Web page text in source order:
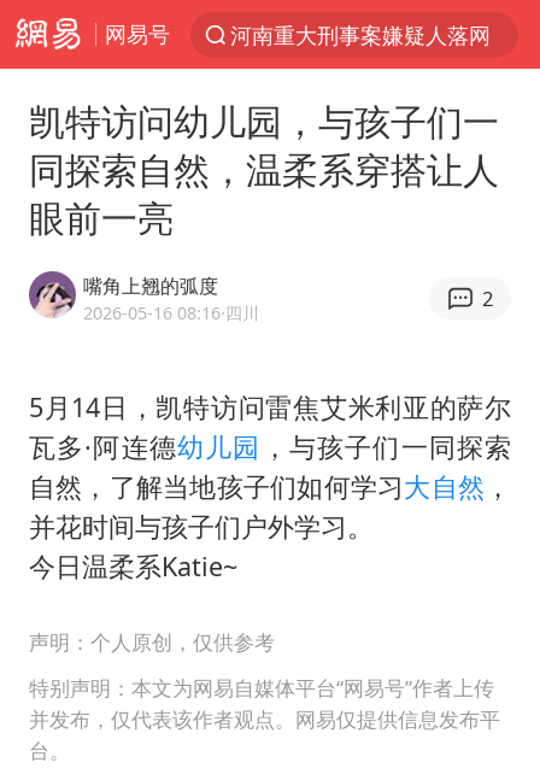
网易号
河南重大刑事案嫌疑人落网
西湖突现狂风暴雨 游客瞬间被浇透
金饰克价一夜涨回1300元
梁家辉：到内地拍戏不是北上是回归
酒店回应车内过夜被收150元
几元成本 千万市值蒸发
牛津大学一纸声明甩不了锅
西贝创始人贾国龙押注鲜羊赛道
“不怕六爷挂得多 就怕六爷挂一颗”
凯特访问幼儿园，与孩子们一
同探索自然，温柔系穿搭让人
眼前一亮
嘴角上翘的弧度
2026-05-16 08:16·四川
2
5月14日，凯特访问雷焦艾米利亚的萨尔
瓦多·阿连德幼儿园 ，与孩子们一同探索
自然，了解当地孩子们如何学习大自然 ，
并花时间与孩子们户外学习。
今日温柔系Katie~
声明：个人原创，仅供参考
特别声明：本文为网易自媒体平台“网易号”作者上传
并发布，仅代表该作者观点。网易仅提供信息发布平
台。